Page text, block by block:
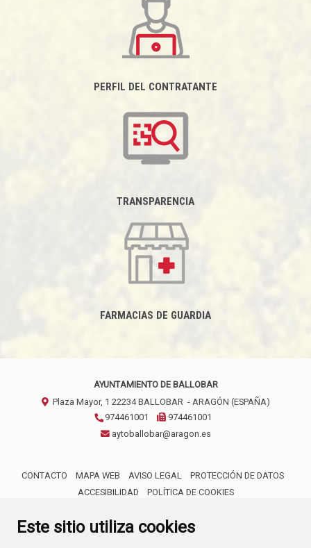
Este sitio utiliza cookies
PERFIL DEL CONTRATANTE
TRANSPARENCIA
FARMACIAS DE GUARDIA
AYUNTAMIENTO DE BALLOBAR
Plaza Mayor, 1 22234 BALLOBAR - ARAGÓN (ESPAÑA)
974461001
974461001
aytoballobar@aragon.es
CONTACTO MAPA WEB AVISO LEGAL
PROTECCIÓN DE DATOS
ACCESIBILIDAD
POLÍTICA DE COOKIES